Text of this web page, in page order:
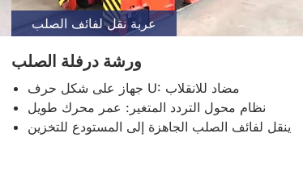
عربة نقل لفائف الصلب
ورشة درفلة الصلب
جهاز على شكل حرف U: مضاد للانقلاب
نظام محول التردد المتغير: عمر محرك طويل
ينقل لفائف الصلب الجاهزة إلى المستودع للتخزين